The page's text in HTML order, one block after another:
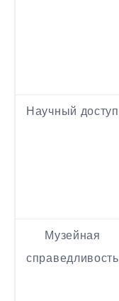
Научный доступ
Музейная
справедливость